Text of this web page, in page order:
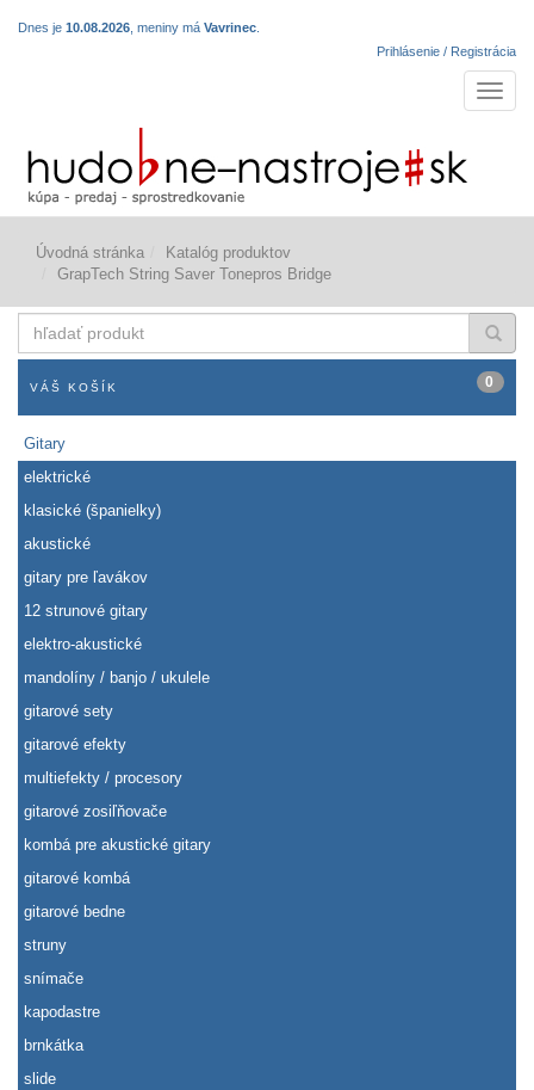
Dnes je 10.08.2026 , meniny má Vavrinec
Prihlásenie / Registrácia
Úvodná stránka
Katalóg produktov
GrapTech String Saver Tonepros Bridge
produkt
VÁŠ KOŠÍK 0
Gitary
elektrické
klasické (španielky)
akustické
gitary pre ľavákov
12 strunové gitary
elektro-akustické
mandolíny / banjo / ukulele
gitarové sety
gitarové efekty
multiefekty / procesory
gitarové zosiľňovače
kombá pre akustické gitary
gitarové kombá
gitarové bedne
struny
snímače
kapodastre
brnkátka
slide